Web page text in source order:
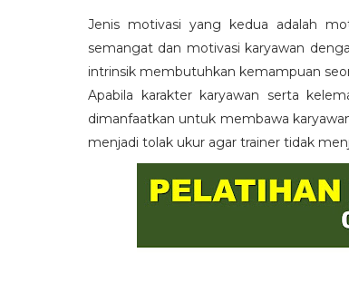
Jenis motivasi yang kedua adalah
semangat dan motivasi karyawan
intrinsik membutuhkan kemampuan
Apabila karakter karyawan serta
dimanfaatkan untuk membawa
menjadi tolak ukur agar trainer tidak